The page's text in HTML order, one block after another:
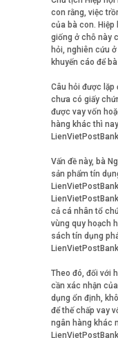
con rằng, việc
của bà con. Hiệp
giống ở chỗ này
hỏi, nghiên cứu
khuyến cáo để
Câu hỏi được lặp
chưa có giấy
được vay vốn
hàng khác thì
Vấn đề này, bà
sản phẩm tín
cả cá nhân tổ
vùng quy hoạch
sách tín dụng
LienVietPostBank.
Theo đó, đối với
cần xác nhận
dụng ổn định,
để thế chấp vay
ngân hàng khác